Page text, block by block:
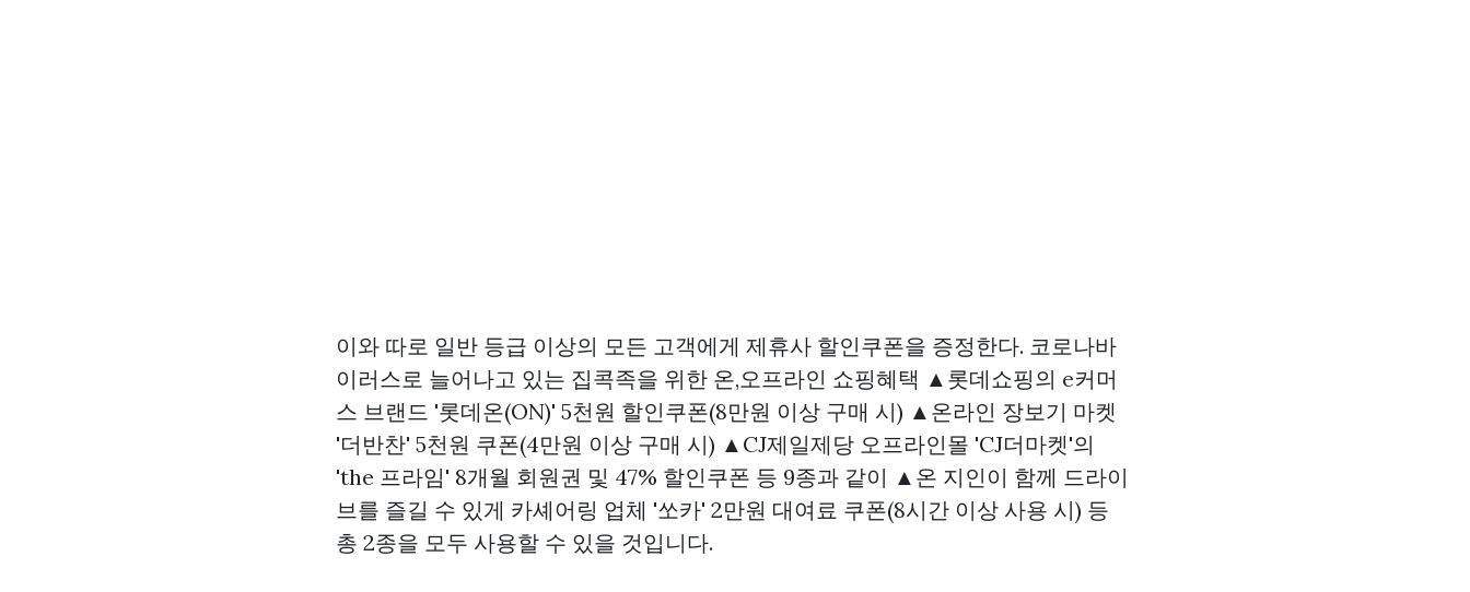
이와 따로 일반 등급 이상의 모든 고객에게 제휴사 할인쿠폰을 증정한다. 코로나바
이러스로 늘어나고 있는 집콕족을 위한 온,오프라인 쇼핑혜택 ▲롯데쇼핑의 e커머
스 브랜드 '롯데온(ON)' 5천원 할인쿠폰(8만원 이상 구매 시) ▲온라인 장보기 마켓
'더반찬' 5천원 쿠폰(4만원 이상 구매 시) ▲CJ제일제당 오프라인몰 'CJ더마켓'의
'the 프라임' 8개월 회원권 및 47% 할인쿠폰 등 9종과 같이 ▲온 지인이 함께 드라이
브를 즐길 수 있게 카셰어링 업체 '쏘카' 2만원 대여료 쿠폰(8시간 이상 사용 시) 등
총 2종을 모두 사용할 수 있을 것입니다.